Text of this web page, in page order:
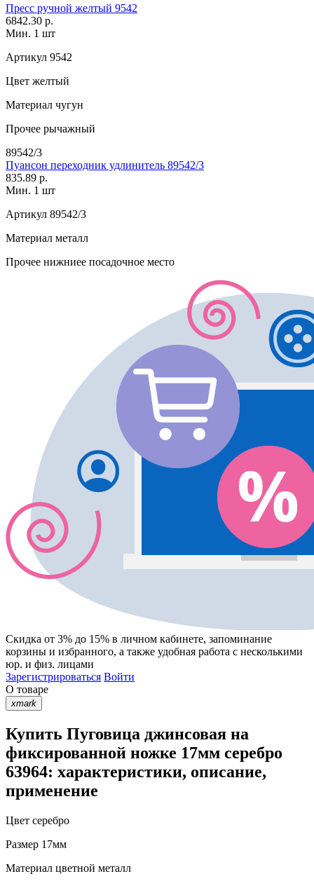
Пресс ручной желтый 9542
6842.30 р.
Мин. 1 шт
Артикул 9542
Цвет желтый
Материал чугун
Прочее рычажный
89542/3
Пуансон переходник удлинитель 89542/3
835.89 р.
Мин. 1 шт
Артикул 89542/3
Материал металл
Прочее нижниее посадочное место
Скидка от 3% до 15% в личном кабинете, запоминание
корзины и избранного, а также удобная работа с несколькими
юр. и физ. лицами
Зарегистрироваться Войти
О товаре
xmark
Купить Пуговица джинсовая на
фиксированной ножке 17мм серебро
63964: характеристики, описание,
применение
Цвет серебро
Размер 17мм
Материал цветной металл